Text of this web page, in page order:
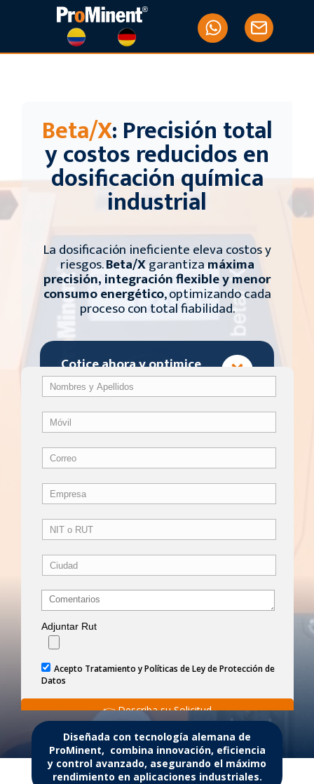
Beta/X: Precisión total
y costos reducidos en
dosificación química
industrial
La dosificación ineficiente eleva costos y
riesgos.Beta/Xgarantizamáxima
precisión, integración flexible y menor
consumo energético, optimizando cada
proceso con total fiabilidad.
Cotice ahora y optimice
su dosificación
Diseñada con tecnología alemana de
ProMinent, combina innovación, eficiencia
y control avanzado, asegurando el máximo
rendimiento en aplicaciones industriales.